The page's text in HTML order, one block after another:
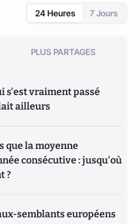
24 Heures 7 Jours
PLUS PARTAGES
s'est vraiment passé
ailleurs
que la moyenne
consécutive : jusqu'où
?
semblants européens